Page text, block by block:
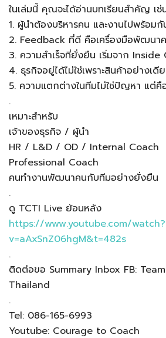
ในเล่มนี้ คุณจะได้อ่านบทเรียนสำคัญ เช่
1. ผู้นำต้องบริหารคน และงานไปพร้อมกั
2. Feedback ที่ดี คือเครื่องมือพัฒนาค
3. ความสำเร็จที่ยั่งยืน เริ่มจาก Inside
4. ธุรกิจอยู่ได้ไม่ใช่เพราะสินค้าอย่างเดี
5. ความแตกต่างในทีมไม่ใช่ปัญหา แต่
.
เหมาะสำหรับ
เจ้าของธุรกิจ / ผู้นำ
HR / L&D / OD / Internal Coach
Professional Coach
คนทำงานพัฒนาคนกับทีมอย่างยั่งยืน
.
ดู TCTI Live ย้อนหลัง
https://www.youtube.com/watch?
v=aAxSnZ06hgM&t=482s
.
ติดต่อขอ Summary Inbox FB:
Thailand
.
Tel: 086-165-6993
Youtube: Courage to Coach